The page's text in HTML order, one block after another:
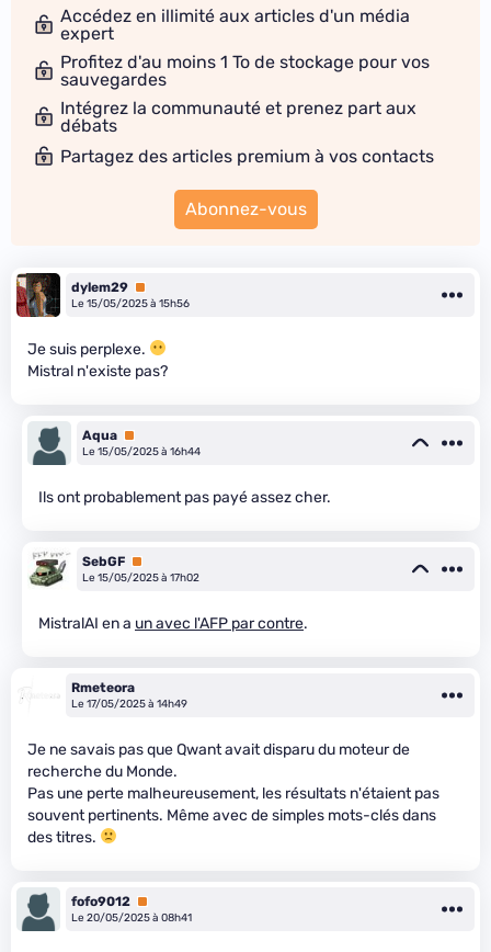
Accédez en illimité aux articles d'un média
expert
Profitez d'au moins 1 To de stockage pour vos
sauvegardes
Intégrez la communauté et prenez part aux
débats
Partagez des articles premium à vos contacts
Abonnez-vous
dylem29 Premium
Le 15/05/2025 à 15h56
Je suis perplexe.
Mistral n'existe pas?
Aqua Premium
Le 15/05/2025 à 16h44
Ils ont probablement pas payé assez cher.
SebGF Premium
Le 15/05/2025 à 17h02
MistralAI en a un avec l'AFP par contre.
Rmeteora
Le 17/05/2025 à 14h49
Je ne savais pas que Qwant avait disparu du moteur de
recherche du Monde.
Pas une perte malheureusement, les résultats n'étaient pas
souvent pertinents. Même avec de simples mots-clés dans
des titres.
fofo9012 Premium
Le 20/05/2025 à 08h41